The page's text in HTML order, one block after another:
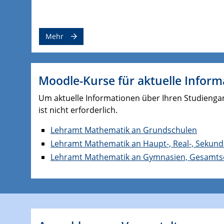
Mehr
Moodle-Kurse für aktuelle
Um aktuelle Informationen über Ihren
ist nicht erforderlich.
Lehramt Mathematik an Grundschulen
Lehramt Mathematik an Haupt-, Real-,
Lehramt Mathematik an Gymnasien,